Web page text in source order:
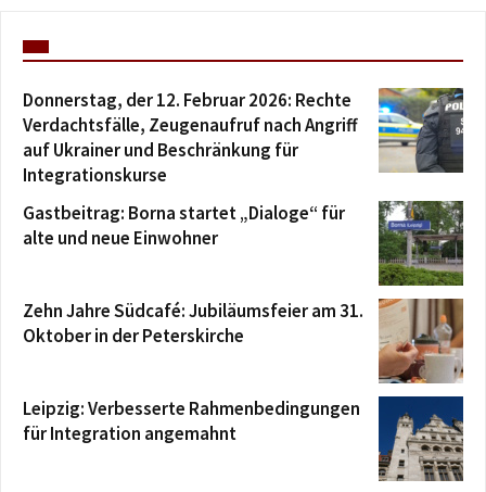
Donnerstag, der 12. Februar 2026: Rechte
Verdachtsfälle, Zeugenaufruf nach Angriff
auf Ukrainer und Beschränkung für
Integrationskurse
Gastbeitrag: Borna startet „Dialoge“ für
alte und neue Einwohner
Zehn Jahre Südcafé: Jubiläumsfeier am 31.
Oktober in der Peterskirche
Leipzig: Verbesserte Rahmenbedingungen
für Integration angemahnt